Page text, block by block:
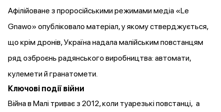
Афілійоване з проросійськими режимами медіа «Le
Gnawo» опубліковало матеріал, у якому стверджується,
що крім дронів, Україна надала малійським повстанцям
ряд озброєнь радянського виробництва: автомати,
кулемети й гранатомети.
Ключові події війни
Війна в Малі триває з 2012, коли туарезькі повстанці, а